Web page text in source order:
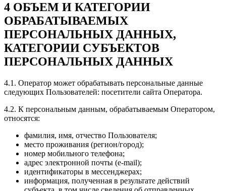
4 ОБЪЕМ И КАТЕГОРИИ
ОБРАБАТЫВАЕМЫХ
ПЕРСОНАЛЬНЫХ ДАННЫХ,
КАТЕГОРИИ СУБЪЕКТОВ
ПЕРСОНАЛЬНЫХ ДАННЫХ
4.1. Оператор может обрабатывать персональные данные
следующих Пользователей: посетители сайта Оператора.
4.2. К персональным данным, обрабатываемым Оператором,
относятся:
фамилия, имя, отчество Пользователя;
место проживания (регион/город);
номер мобильного телефона;
адрес электронной почты (e-mail);
идентификаторы в мессенджерах;
информация, полученная в результате действий